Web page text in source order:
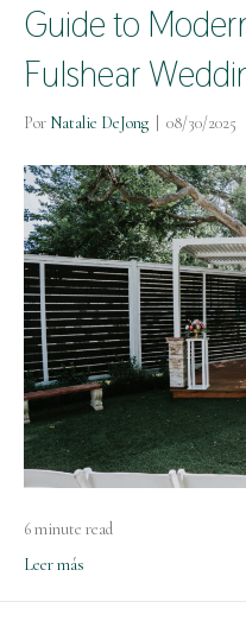
Guide to
Fulshear
Por Natalie DeJong 08/30/2025
6 minute read
Leer más